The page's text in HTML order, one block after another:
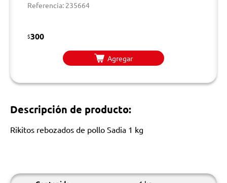
Referencia: 235664
$300
Agregar
Descripción de producto:
Rikitos rebozados de pollo Sadia 1 kg